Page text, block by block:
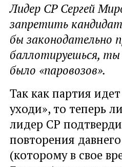
Лидер СР Сергей
запретить
бы законодательно
баллотируешься,
было «паровозов».
Так как партия
уходи», то теперь
лидер СР
повторения
(которому в свое